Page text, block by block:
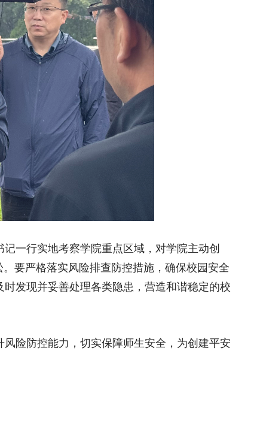
一行实地考察学院重点区域，对学院主动创
要严格落实风险排查防控措施，确保校园安全
发现并妥善处理各类隐患，营造和谐稳定的校
险防控能力，切实保障师生安全，为创建平安